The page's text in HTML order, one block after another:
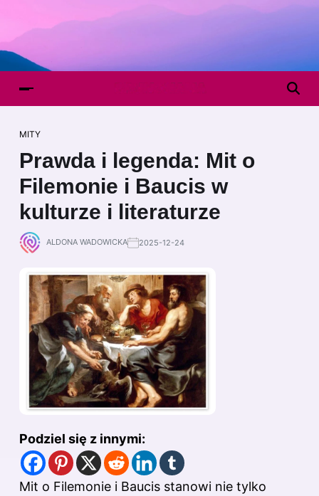
MITY
Prawda i legenda: Mit o
Filemonie i Baucis w
kulturze i literaturze
ALDONA WADOWICKA 2025-12-24
Podziel się z innymi:
Mit o Filemonie i Baucis stanowi nie tylko